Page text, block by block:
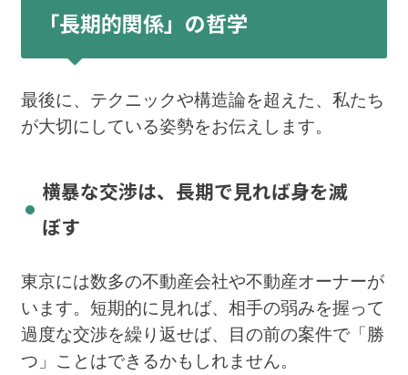
「長期的関係」の哲学
最後に、テクニックや構造論を超えた、私たち
が大切にしている姿勢をお伝えします。
横暴な交渉は、長期で見れば身を滅
ぼす
東京には数多の不動産会社や不動産オーナーが
います。短期的に見れば、相手の弱みを握って
過度な交渉を繰り返せば、目の前の案件で「勝
つ」ことはできるかもしれません。